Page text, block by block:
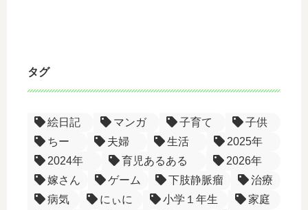
タグ
絵日記 マンガ 子育て
子供
ちー
夫婦 生活
2025年
2024年
育児あるある
2026年
嫁さん
ゲーム 下肢静脈瘤
治療
病気
にぃに 小学１年生
家庭